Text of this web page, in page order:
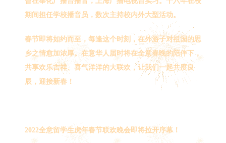
期间担任学校播音员，数次主持校内外大型活动。
春节即将如约而至，每逢这个时刻，在外游子对祖国的思
乡之情愈加浓厚。在意华人届时将在全意春晚的陪伴下，
共享欢乐吉祥、喜气洋洋的大联欢，让我们一起共度良
辰，迎接新春！
2022全意留学生虎年春节联欢晚会即将拉开序幕！